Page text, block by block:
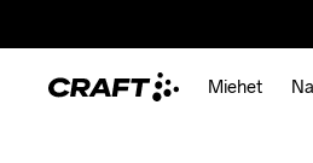
Miehet